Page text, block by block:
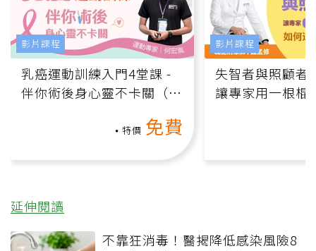
乳癌運動訓練入門4堂課 -
伴你術後身心靈不卡關（線
特價 免費
影片課程
失智者與照顧者
讓專家用一根棍
影片課程
延伸閱讀
不靠狂消毒！醫揭降低感染風險8